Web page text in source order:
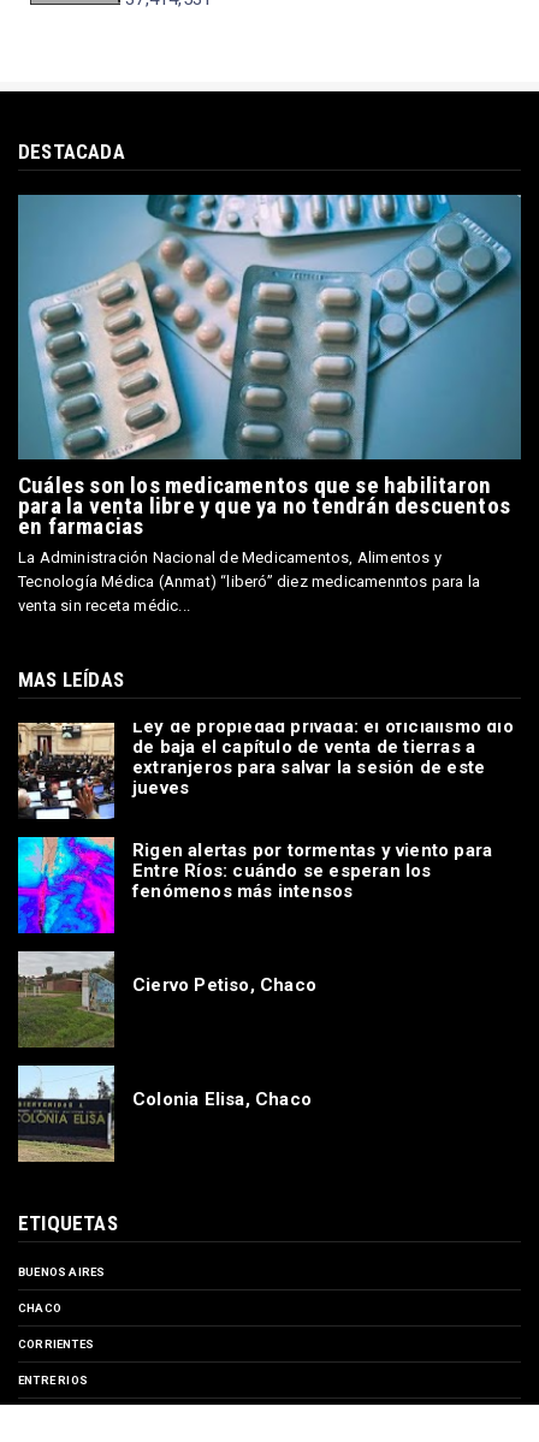
DESTACADA
Cuáles son los medicamentos que se habilitaron
para la venta libre y que ya no tendrán descuentos
en farmacias
La Administración Nacional de Medicamentos, Alimentos y
Tecnología Médica (Anmat) “liberó” diez medicamenntos para la
venta sin receta médic...
MAS LEÍDAS
Ley de propiedad privada: el oficialismo dio
de baja el capítulo de venta de tierras a
extranjeros para salvar la sesión de este
jueves
Rigen alertas por tormentas y viento para
Entre Ríos: cuándo se esperan los
fenómenos más intensos
Ciervo Petiso, Chaco
Colonia Elisa, Chaco
ETIQUETAS
BUENOS AIRES
CHACO
CORRIENTES
ENTRE RIOS